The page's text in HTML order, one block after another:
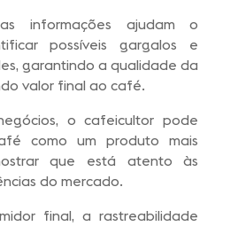
informações ajudam o
possíveis gargalos e
garantindo a qualidade da
valor final ao café.
o cafeicultor pode
como um produto mais
que está atento às
do mercado.
final, a rastreabilidade